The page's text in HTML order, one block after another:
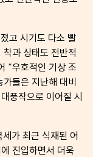
고 시기도 다소 빨
과 상태도 전반적
“우호적인 기상 조
들은 지난해 대비
풍작으로 이어질 시
가 최근 식재된 어
진입하면서 더욱